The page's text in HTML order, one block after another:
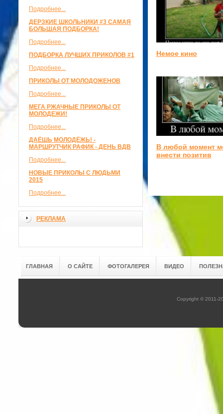
Подробнее...
ДЕРЗКИЕ ШКОЛЬНИКИ #3 САМАЯ
БОЛЬШАЯ ПОДБОРКА!
Подробнее...
ПОДБОРКА ЛУЧШИХ ПРИКОЛОВ #1
Подробнее...
ПРИКОЛЫ ОТ МОЛОДОЖЕНОВ
Подробнее...
МЕГА РЖАЧНЫЕ ПРИКОЛЫ ОТ
МОЛОДЕЖИ!
Подробнее...
ДАЁШЬ МОЛОДЁЖЬ! -
МАРШРУТЧИК РАФИК - ДЕНЬ ВДВ
Подробнее...
НОВЫЕ ПРИКОЛЫ С ЛЮДЬМИ
2015
Подробнее...
РЕКЛАМА
Немое кино
В любой момент
внести позитив
ГЛАВНАЯ О САЙТЕ ФОТОГАЛЕРЕЯ ВИДЕО
Copyright © 2011-